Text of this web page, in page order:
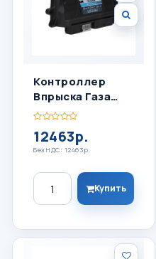
Контроллер
Впрыска Газа
ZENIT BLACK BOX
12463р.
Без НДС: 12463р.
Количество
Купить